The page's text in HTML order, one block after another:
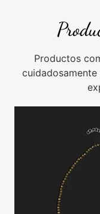
Productos